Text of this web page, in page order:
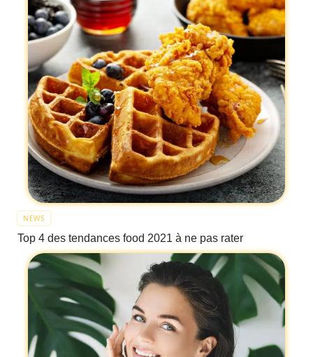
NEWS
Top 4 des tendances food 2021 à ne pas rater